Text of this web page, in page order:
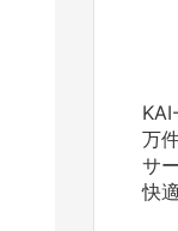
万
サ
快